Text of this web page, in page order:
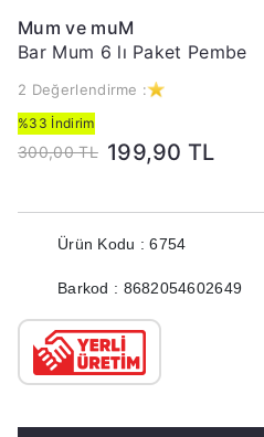
Mum ve muM
Bar Mum 6 lı Paket Pembe
2 Değerlendirme :
%33 İndirim
300,00 TL 199,90 TL
Ürün Kodu : 6754
Barkod : 8682054602649